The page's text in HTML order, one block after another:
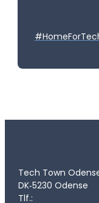
Tech Town
DK‑5230 Odense
Tlf.: